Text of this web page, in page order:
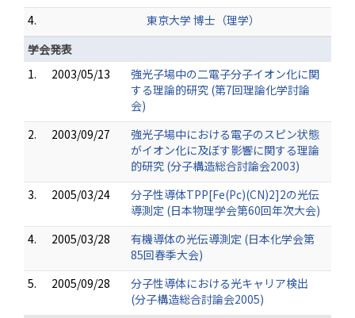
4.
東京大学 博士（理学）
学会発表
1.
2003/05/13
強光子場中の二電子分子イオン化に関
する理論的研究 (第7回理論化学討論
会)
2.
2003/09/27
強光子場中における電子のスピン状態
がイオン化に及ぼす影響に関する理論
的研究 (分子構造総合討論会2003)
3.
2005/03/24
分子性導体TPP[Fe(Pc)(CN)2]2の光伝
導測定 (日本物理学会第60回年次大会)
4.
2005/03/28
有機導体の光伝導測定 (日本化学会第
85回春季大会)
5.
2005/09/28
分子性導体における光キャリア検出
(分子構造総合討論会2005)